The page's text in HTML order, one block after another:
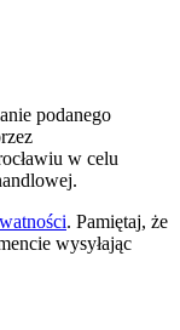
podanego
w celu
. Pamiętaj, że
wysyłając